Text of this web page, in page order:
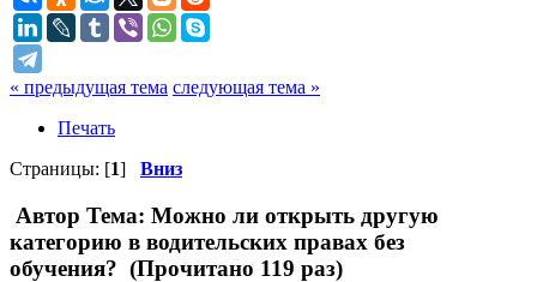
« предыдущая тема следующая тема »
Печать
Страницы: [1] Вниз
Автор Тема: Можно ли открыть другую
категорию в водительских правах без
обучения? (Прочитано 119 раз)